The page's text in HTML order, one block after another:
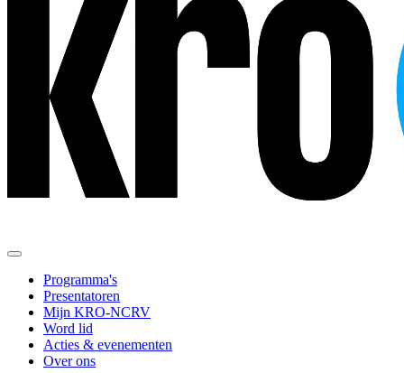
Programma's
Presentatoren
Mijn KRO-NCRV
Word lid
Acties & evenementen
Over ons